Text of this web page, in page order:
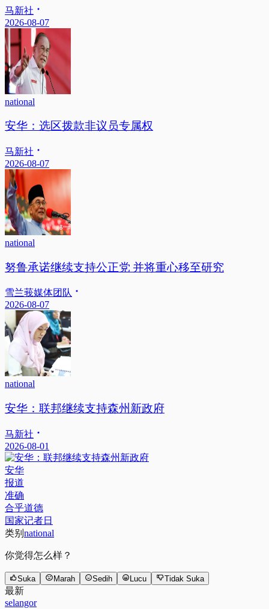
马新社
2026-08-07
national
安华：选区拨款非议员专属权
马新社
2026-08-07
national
努鲁承诺继续支持公正党 并将重心移至研究
雪兰莪媒体团队
2026-08-07
national
安华：联邦继续支持森州新政府
马新社
2026-08-01
安华
报道
准确
合乎道德
国家记者日
类别 national
你觉得怎么样？
Suka Marah Sedih Lucu Tidak Suka
最新
selangor